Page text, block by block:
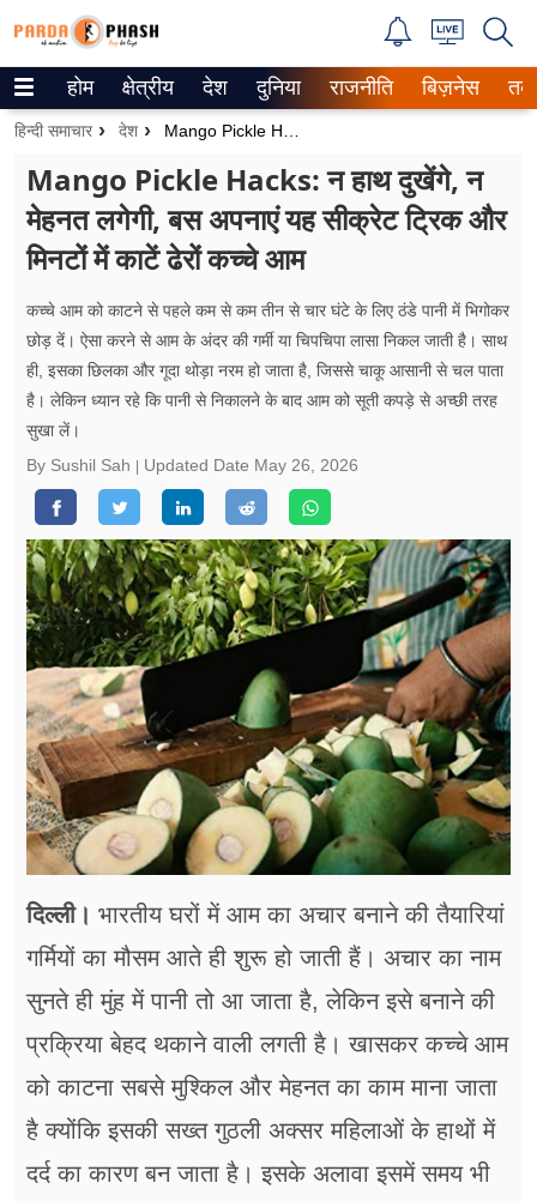
Trending on Google News
वेब स्टोरीज
उत्तर प्रदेश
गैलरी
वीडियो
रिलेशनशिप
जीवन मंत्रा
फूड
सेहत
ब्‍यूटी
जॉब्स
शिक्षा
अन्य खबरें
होम क्षेत्रीय देश दुनिया राजनीति बिज़नेस
हिन्दी समाचार देश
Mango Pickle Hacks: न हाथ दुखेंगे, न
मेहनत लगेगी, बस अपनाएं यह सीक्रेट ट्रिक और
मिनटों में काटें ढेरों कच्चे आम
कच्चे आम को काटने से पहले कम से कम तीन से चार घंटे के लिए ठंडे पानी में भिगोकर
छोड़ दें। ऐसा करने से आम के अंदर की गर्मी या चिपचिपा लासा निकल जाती है। साथ
ही, इसका छिलका और गूदा थोड़ा नरम हो जाता है, जिससे चाकू आसानी से चल पाता
है। लेकिन ध्यान रहे कि पानी से निकालने के बाद आम को सूती कपड़े से अच्छी तरह
सुखा लें।
By Sushil Sah
Updated Date May 26, 2026
दिल्ली। भारतीय घरों में आम का अचार बनाने की तैयारियां
गर्मियों का मौसम आते ही शुरू हो जाती हैं। अचार का नाम
सुनते ही मुंह में पानी तो आ जाता है, लेकिन इसे बनाने की
प्रक्रिया बेहद थकाने वाली लगती है। खासकर कच्चे आम
को काटना सबसे मुश्किल और मेहनत का काम माना जाता
है क्योंकि इसकी सख्त गुठली अक्सर महिलाओं के हाथों में
दर्द का कारण बन जाता है। इसके अलावा इसमें समय भी